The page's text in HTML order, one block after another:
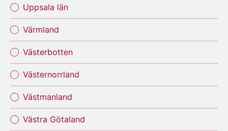
Uppsala län
Värmland
Västerbotten
Västernorrland
Västmanland
Västra Götaland